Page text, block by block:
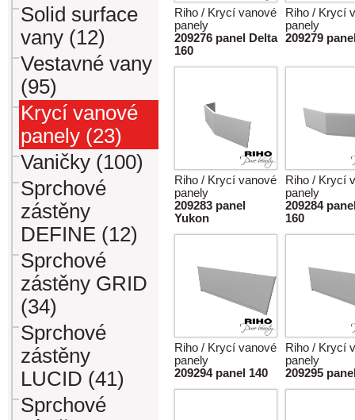
Solid surface
vany (12)
Vestavné vany
(95)
Krycí vanové
panely (23)
Vaničky (100)
Sprchové
zástěny
DEFINE (12)
Sprchové
zástěny GRID
(34)
Sprchové
zástěny
LUCID (41)
Sprchové
Riho / Krycí vanové
panely
209276 panel Delta
160
Riho / Krycí
panely
209279
Riho / Krycí vanové
panely
209283 panel
Yukon
Riho / Krycí
panely
209284
160
Riho / Krycí vanové
panely
209294 panel 140
Riho / Krycí
panely
209295